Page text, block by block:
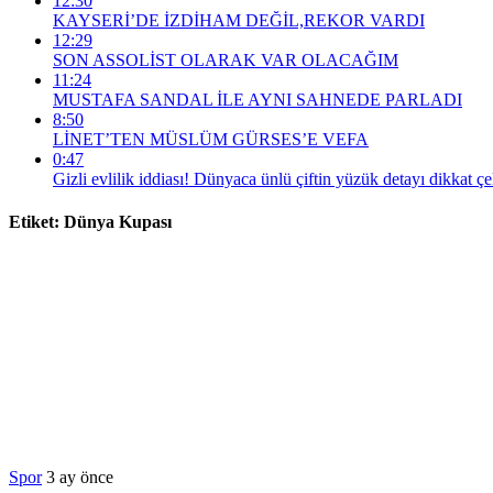
KAYSERİ’DE İZDİHAM DEĞİL,REKOR VARDI
12:29
SON ASSOLİST OLARAK VAR OLACAĞIM
11:24
MUSTAFA SANDAL İLE AYNI SAHNEDE PARLADI
8:50
LİNET’TEN MÜSLÜM GÜRSES’E VEFA
0:47
Gizli evlilik iddiası! Dünyaca ünlü çiftin yüzük detayı dikkat
Etiket: Dünya Kupası
Spor 3 ay önce